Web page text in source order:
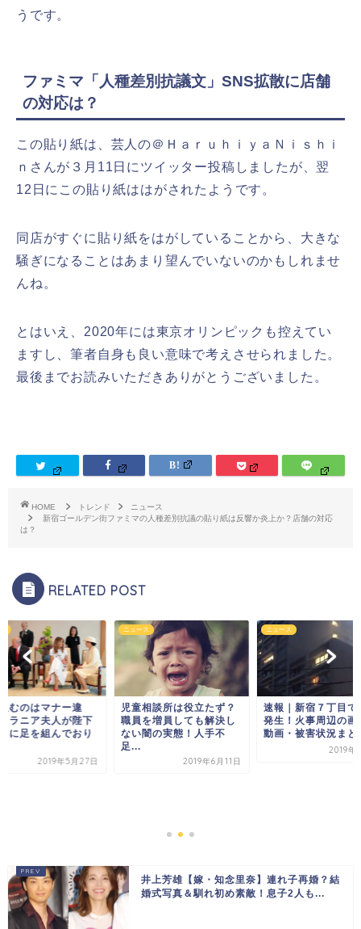
うです。
ファミマ「人種差別抗議文」SNS拡散に店舗
の対応は？
この貼り紙は、芸人の＠ＨａｒｕｈｉｙａＮｉｓｈｉ
ｎさんが３月11日にツイッター投稿しましたが、翌
12日にこの貼り紙ははがされたようです。
同店がすぐに貼り紙をはがしていることから、大きな
騒ぎになることはあまり望んでいないのかもしれませ
んね。
とはいえ、2020年には東京オリンピックも控えてい
ますし、筆者自身も良い意味で考えさせられました。
最後までお読みいただきありがとうございました。
HOME トレンド
ニュース
新宿ゴールデン街ファミマの人種差別抗議の貼り紙は反響か炎上か？店舗の対応
は？
RELATED POST
むのはマナー違
ラニア夫人が陛下
に足を組んでおり
2019年5月27日
ニュース
児童相談所は役立たず？
職員を増員しても解決し
ない闇の実態！人手不
足...
2019年6月11日
ニュース
速報｜新宿７丁目で
発生！火事周辺の画
動画・被害状況まと
2019年
井上芳雄【嫁・知念里奈】連れ子再婚？結
婚式写真＆馴れ初め素敵！息子2人も...